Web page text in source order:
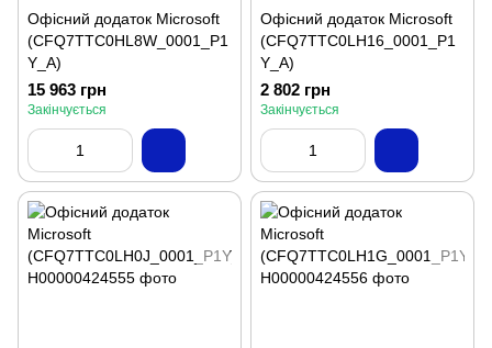
Офісний додаток Microsoft
(CFQ7TTC0HL8W_0001_P1
Y_A)
15 963 грн
Закінчується
Офісний додаток Microsoft
(CFQ7TTC0LH16_0001_P1
Y_A)
2 802 грн
Закінчується